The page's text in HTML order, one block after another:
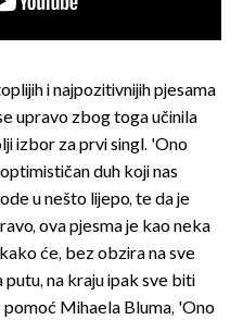
i najpozitivnijih pjesama
upravo zbog toga učinila
izbor za prvi singl. 'Ono
duh koji nas
u nešto lijepo, te da je
ova pjesma je kao neka
će, bez obzira na sve
putu, na kraju ipak sve biti
Mihaela Bluma, 'Ono